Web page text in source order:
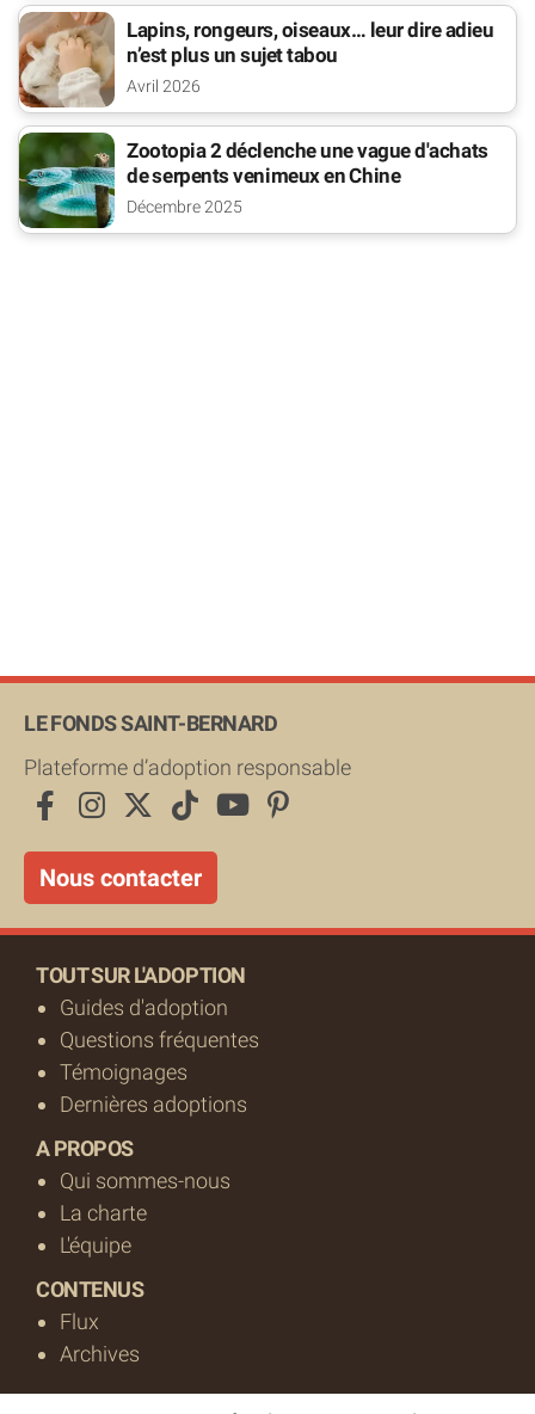
Lapins, rongeurs, oiseaux… leur dire adieu
n’est plus un sujet tabou
Avril 2026
Zootopia 2 déclenche une vague d'achats
de serpents venimeux en Chine
Décembre 2025
LE FONDS SAINT-BERNARD
Plateforme d’adoption responsable
Nous contacter
TOUT SUR L'ADOPTION
Guides d'adoption
Questions fréquentes
Témoignages
Dernières adoptions
A PROPOS
Qui sommes-nous
La charte
L'équipe
CONTENUS
Flux
Archives